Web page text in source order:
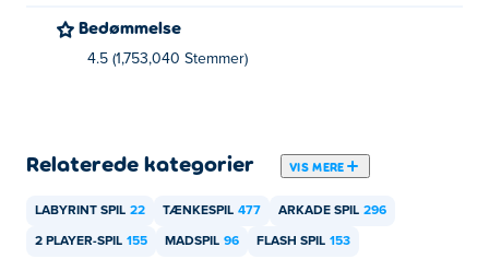
Bedømmelse
4.5 (1,753,040 Stemmer)
Relaterede kategorier VIS MERE
LABYRINT SPIL 22 TÆNKESPIL 477 ARKADE SPIL 296
2 PLAYER-SPIL 155 MADSPIL 96 FLASH SPIL 153